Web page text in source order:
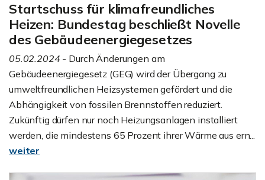
Startschuss für klimafreundliches
Heizen: Bundestag beschließt Novelle
des Gebäudeenergiegesetzes
05.02.2024 - Durch Änderungen am
Gebäudeenergiegesetz (GEG) wird der Übergang zu
umweltfreundlichen Heizsystemen gefördert und die
Abhängigkeit von fossilen Brennstoffen reduziert.
Zukünftig dürfen nur noch Heizungsanlagen installiert
werden, die mindestens 65 Prozent ihrer Wärme aus ern...
weiter